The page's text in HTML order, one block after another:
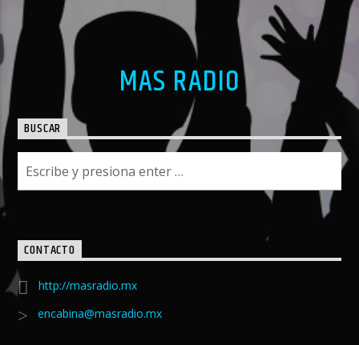
MAS RADIO
BUSCAR
CONTACTO
http://masradio.mx
encabina@masradio.mx